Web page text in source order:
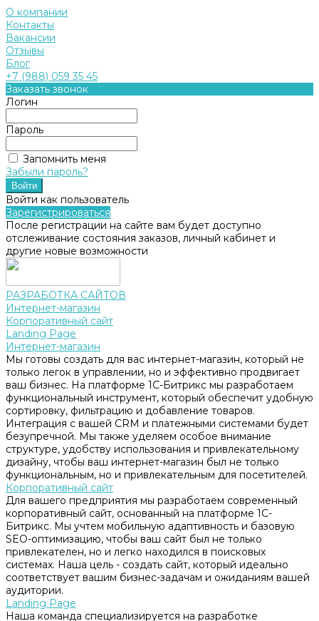
О компании
Контакты
Вакансии
Отзывы
Блог
+7 (988) 059 35 45
Заказать звонок
Логин
Пароль
Запомнить меня
Забыли пароль?
Войти как пользователь
Зарегистрироваться
После регистрации на сайте вам будет доступно
отслеживание состояния заказов, личный кабинет и
другие новые возможности
РАЗРАБОТКА САЙТОВ
Интернет-магазин
Корпоративный сайт
Landing Page
Интернет-магазин
Мы готовы создать для вас интернет-магазин, который не
только легок в управлении, но и эффективно продвигает
ваш бизнес. На платформе 1С-Битрикс мы разработаем
функциональный инструмент, который обеспечит удобную
сортировку, фильтрацию и добавление товаров.
Интеграция с вашей CRM и платежными системами будет
безупречной. Мы также уделяем особое внимание
структуре, удобству использования и привлекательному
дизайну, чтобы ваш интернет-магазин был не только
функциональным, но и привлекательным для посетителей.
Корпоративный сайт
Для вашего предприятия мы разработаем современный
корпоративный сайт, основанный на платформе 1С-
Битрикс. Мы учтем мобильную адаптивность и базовую
SEO-оптимизацию, чтобы ваш сайт был не только
привлекателен, но и легко находился в поисковых
системах. Наша цель - создать сайт, который идеально
соответствует вашим бизнес-задачам и ожиданиям вашей
аудитории.
Landing Page
Наша команда специализируется на разработке